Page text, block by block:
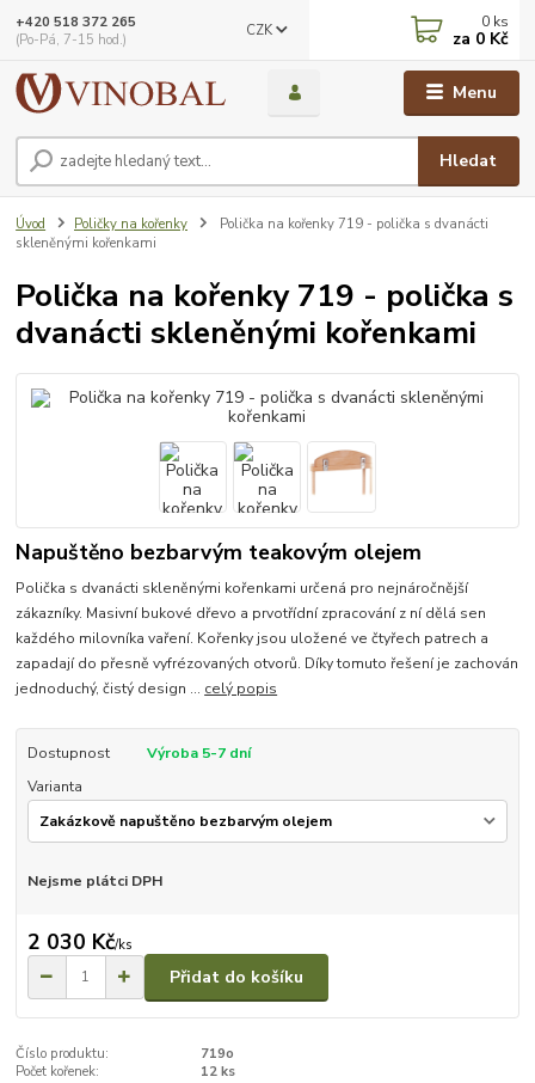
Menu
CZK
Hledat
+420 518 372 265
(Po-Pá, 7-15 hod.)
0 ks
za 0 Kč
Úvod Poličky na kořenky
Polička na kořenky 719 - polička s dvanácti
skleněnými kořenkami
Polička na kořenky 719 - polička s
dvanácti skleněnými kořenkami
Napuštěno bezbarvým teakovým olejem
Polička s dvanácti skleněnými kořenkami určená pro nejnáročnější
zákazníky. Masivní bukové dřevo a prvotřídní zpracování z ní dělá sen
každého milovníka vaření. Kořenky jsou uložené ve čtyřech patrech a
zapadají do přesně vyfrézovaných otvorů. Díky tomuto řešení je zachován
jednoduchý, čistý design ... celý popis
Dostupnost
Výroba 5-7 dní
Varianta
Nejsme plátci DPH
2 030 Kč/ks
Přidat do košíku
Číslo produktu:
719o
Počet kořenek:
12 ks